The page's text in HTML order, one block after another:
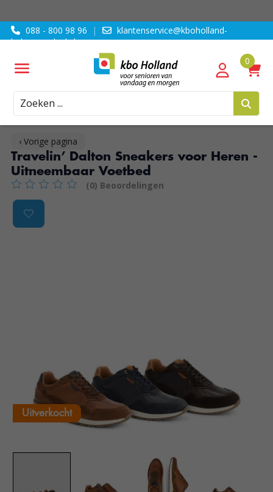
088 - 800 98 96 |
klantenservice@kboholland-
ledenvoordeel.nl
Zoeken
‹ Vorige pagina
Travelin’ Dalton Sneakers voor Heren -
Uitneembaar Voetbed
De beoordeling van dit product is0van de 5
(0) Beoordelingen
Product image slideshow Items
Uitverkocht